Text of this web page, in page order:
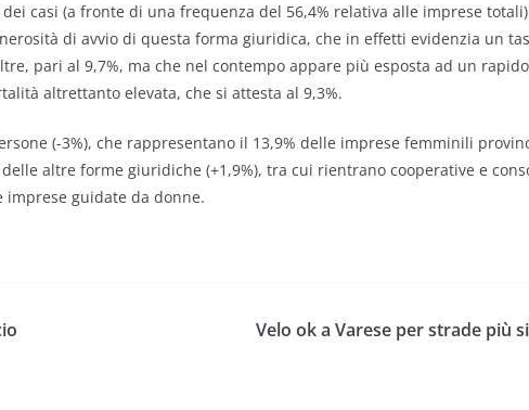
casi (a fronte di una frequenza del 56,4% relativa alle imprese
di avvio di questa forma giuridica, che in effetti evidenzia un
pari al 9,7%, ma che nel contempo appare più esposta ad un rapido
altrettanto elevata, che si attesta al 9,3%.
(-3%), che rappresentano il 13,9% delle imprese femminili
delle altre forme giuridiche (+1,9%), tra cui rientrano cooperative e
imprese guidate da donne.
Velo ok a Varese per strade più